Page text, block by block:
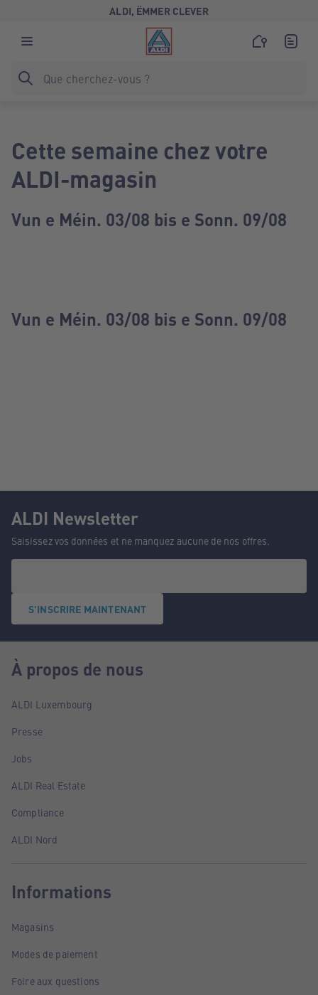
ALDI, ËMMER CLEVER
Cette semaine chez votre
ALDI-magasin
Vun e Méin. 03/08 bis e Sonn. 09/08
Vun e Méin. 03/08 bis e Sonn. 09/08
ALDI Newsletter
Saisissez vos données et ne manquez aucune de nos offres.
S'INSCRIRE MAINTENANT
À propos de nous
ALDI Luxembourg
Presse
Jobs
ALDI Real Estate
Compliance
ALDI Nord
Informations
Magasins
Modes de paiement
Foire aux questions